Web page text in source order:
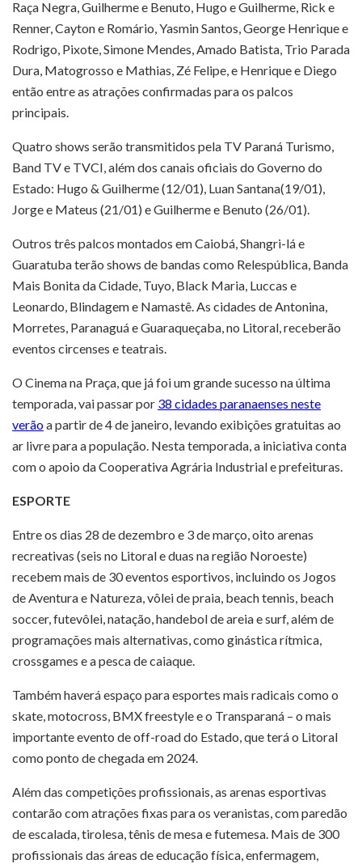
Raça Negra, Guilherme e Benuto, Hugo e Guilherme, Rick e
Renner, Cayton e Romário, Yasmin Santos, George Henrique e
Rodrigo, Pixote, Simone Mendes, Amado Batista, Trio Parada
Dura, Matogrosso e Mathias, Zé Felipe, e Henrique e Diego
então entre as atrações confirmadas para os palcos
principais.
Quatro shows serão transmitidos pela TV Paraná Turismo,
Band TV e TVCI, além dos canais oficiais do Governo do
Estado: Hugo & Guilherme (12/01), Luan Santana(19/01),
Jorge e Mateus (21/01) e Guilherme e Benuto (26/01).
Outros três palcos montados em Caiobá, Shangri-lá e
Guaratuba terão shows de bandas como Relespública, Banda
Mais Bonita da Cidade, Tuyo, Black Maria, Luccas e
Leonardo, Blindagem e Namastê. As cidades de Antonina,
Morretes, Paranaguá e Guaraqueçaba, no Litoral, receberão
eventos circenses e teatrais.
O Cinema na Praça, que já foi um grande sucesso na última
temporada, vai passar por 38 cidades paranaenses neste
verãoa partir de 4 de janeiro, levando exibições gratuitas ao
ar livre para a população. Nesta temporada, a iniciativa conta
com o apoio da Cooperativa Agrária Industrial e prefeituras.
ESPORTE
Entre os dias 28 de dezembro e 3 de março, oito arenas
recreativas (seis no Litoral e duas na região Noroeste)
recebem mais de 30 eventos esportivos, incluindo os Jogos
de Aventura e Natureza, vôlei de praia, beach tennis, beach
soccer, futevôlei, natação, handebol de areia e surf, além de
programações mais alternativas, como ginástica rítmica,
crossgames e a pesca de caiaque.
Também haverá espaço para esportes mais radicais como o
skate, motocross, BMX freestyle e o Transparaná – o mais
importante evento de off-road do Estado, que terá o Litoral
como ponto de chegada em 2024.
Além das competições profissionais, as arenas esportivas
contarão com atrações fixas para os veranistas, com paredão
de escalada, tirolesa, tênis de mesa e futemesa. Mais de 300
profissionais das áreas de educação física, enfermagem,